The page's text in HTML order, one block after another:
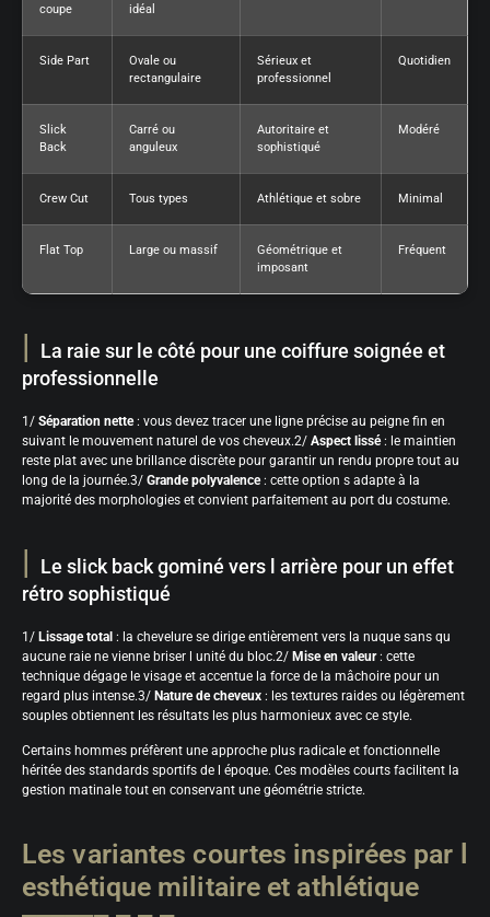
coupe
idéal
Side Part
Ovale ou
rectangulaire
Sérieux et
professionnel
Quotidien
Slick
Back
Carré ou
anguleux
Autoritaire et
sophistiqué
Modéré
Crew Cut Tous types Athlétique et sobre Minimal
Flat Top Large ou massif
Géométrique et
imposant
Fréquent
La raie sur le côté pour une coiffure soignée et
professionnelle
1/ Séparation nette: vous devez tracer une ligne précise au peigne fin en
suivant le mouvement naturel de vos cheveux.2/ Aspect lissé: le maintien
reste plat avec une brillance discrète pour garantir un rendu propre tout au
long de la journée.3/ Grande polyvalence: cette option s adapte à la
majorité des morphologies et convient parfaitement au port du costume.
Le slick back gominé vers l arrière pour un effet
rétro sophistiqué
1/ Lissage total : la chevelure se dirige entièrement vers la nuque sans qu
aucune raie ne vienne briser l unité du bloc.2/ Mise en valeur: cette
technique dégage le visage et accentue la force de la mâchoire pour un
regard plus intense.3/ Nature de cheveux : les textures raides ou légèrement
souples obtiennent les résultats les plus harmonieux avec ce style.
Certains hommes préfèrent une approche plus radicale et fonctionnelle
héritée des standards sportifs de l époque. Ces modèles courts facilitent la
gestion matinale tout en conservant une géométrie stricte.
Les variantes courtes inspirées par l
esthétique militaire et athlétique